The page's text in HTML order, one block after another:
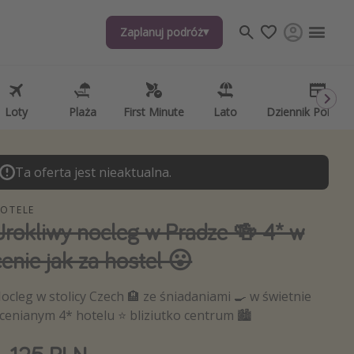
Zaplanuj podróż
Loty Plaża First Minute Lato Dziennik
Zaplanuj podróż
Loty Plaża First Minute Lato Dziennik
ciekawostki, porady podróżnicze
aplikacje podróżnicze
Ta oferta jest nieaktualna.
nocleg w Pradze 🍻 4* w
jak za hostel 😮
w stolicy Czech 🏨 ze śniadaniami 🍳 w świetnie
4* hotelu ⭐️ bliziutko centrum 🏙️